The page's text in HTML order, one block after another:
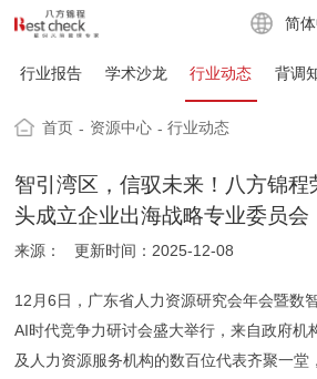
简
行业报告 学术沙龙 行业动态 背调
首页 - 资源中心 - 行业动态
智引湾区，信驭未来！八方锦程
头成立企业出海战略专业委员会
来源： 更新时间：2025-12-08
12月6日，广东省人力资源研究会年会暨数
AI时代竞争力研讨会盛大举行，来自政府机
及人力资源服务机构的数百位代表齐聚一堂